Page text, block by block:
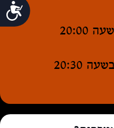
Accessibility
20:00
בשעה 20:30